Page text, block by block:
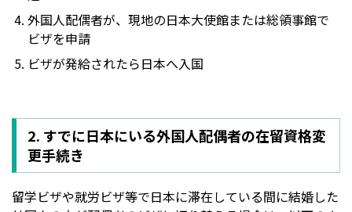
外国人配偶者が、現地の日本大使館または総領事館で
ビザを申請
ビザが発給されたら日本へ入国
2. すでに日本にいる外国人配偶者の在留資格変
更手続き
留学ビザや就労ビザ等で日本に滞在している間に結婚した